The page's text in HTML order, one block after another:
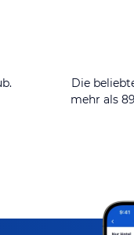
Die
mehr als